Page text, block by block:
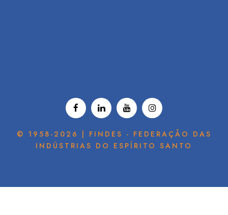
© 1958-2026 | FINDES - FEDERAÇÃO DAS
INDÚSTRIAS DO ESPÍRITO SANTO